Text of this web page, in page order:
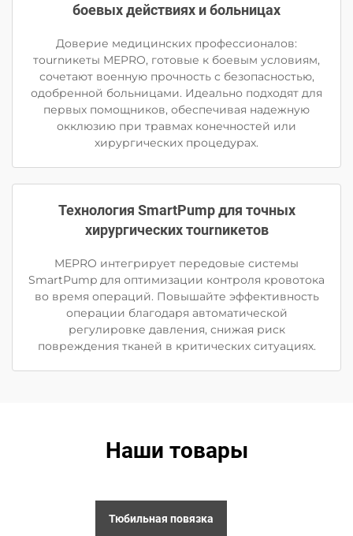
боевых действиях и больницах
Доверие медицинских профессионалов:
тournикеты MEPRO, готовые к боевым условиям,
сочетают военную прочность с безопасностью,
одобренной больницами. Идеально подходят для
первых помощников, обеспечивая надежную
окклюзию при травмах конечностей или
хирургических процедурах.
Технология SmartPump для точных
хирургических тournикетов
MEPRO интегрирует передовые системы
SmartPump для оптимизации контроля кровотока
во время операций. Повышайте эффективность
операции благодаря автоматической
регулировке давления, снижая риск
повреждения тканей в критических ситуациях.
Наши товары
Тюбильная повязка